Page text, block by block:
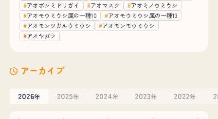
アオボシミドリガイ
アオマスク
アオミノウミウシ
アオモウミウシ属の一種10
アオモウミウシ属の一種13
アオモンツガルウミウシ
アオモンモウミウシ
アオヤガラ
アーカイブ
2026年 2025年 2024年 2023年 2022年